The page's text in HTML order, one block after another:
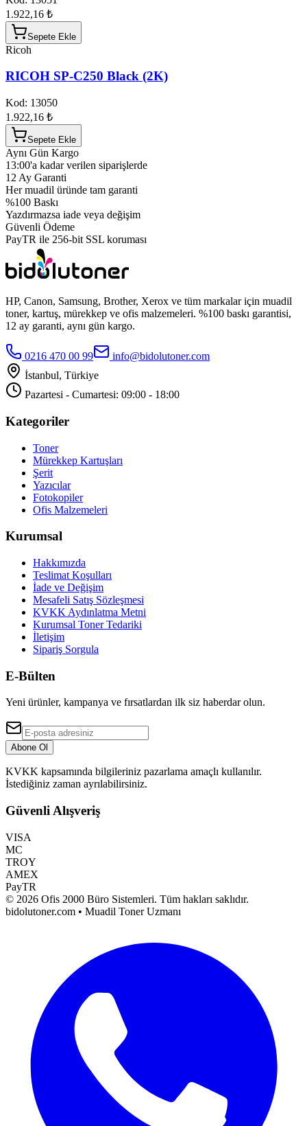
1.922,16 ₺
Sepete Ekle
Ricoh
RICOH SP-C250 Black (2K)
Kod: 13050
1.922,16 ₺
Sepete Ekle
Aynı Gün Kargo
13:00'a kadar verilen siparişlerde
12 Ay Garanti
Her muadil üründe tam garanti
%100 Baskı
Yazdırmazsa iade veya değişim
Güvenli Ödeme
PayTR ile 256-bit SSL koruması
HP, Canon, Samsung, Brother, Xerox ve tüm markalar için muadil
toner, kartuş, mürekkep ve ofis malzemeleri. %100 baskı garantisi,
12 ay garanti, aynı gün kargo.
0216 470 00 99
info@bidolutoner.com
İstanbul, Türkiye
Pazartesi - Cumartesi: 09:00 - 18:00
Kategoriler
Toner
Mürekkep Kartuşları
Şerit
Yazıcılar
Fotokopiler
Ofis Malzemeleri
Kurumsal
Hakkımızda
Teslimat Koşulları
İade ve Değişim
Mesafeli Satış Sözleşmesi
KVKK Aydınlatma Metni
Kurumsal Toner Tedariki
İletişim
Sipariş Sorgula
E-Bülten
Yeni ürünler, kampanya ve fırsatlardan ilk siz haberdar olun.
Abone Ol
KVKK kapsamında bilgileriniz pazarlama amaçlı kullanılır.
İstediğiniz zaman ayrılabilirsiniz.
Güvenli Alışveriş
VISA
MC
TROY
AMEX
PayTR
© 2026 Ofis 2000 Büro Sistemleri. Tüm hakları saklıdır.
bidolutoner.com • Muadil Toner Uzmanı